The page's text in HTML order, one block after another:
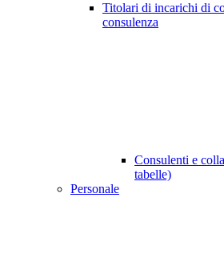
Titolari di incarichi di
consulenza
Consulenti e
tabelle)
Personale